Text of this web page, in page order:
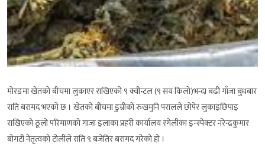
मोरङमा खेतको बीचमा लुकाएर राखिएको ९ क्वीन्टल (९ सय किलो)भन्दा बढी गाँजा बुधबार
राति बरामद भएको छ । खेतको बीचमा डुम्रीको रुखमुनि परालले छोपेर लुकाइछिपाइ
राखिएको ठूलो परिमाणको गाजा इलाका प्रहरी कार्यालय रंगेलीका इन्स्पेक्टर नरेन्द्रकुमार
बोगटी नेतृत्वको टोलीले राति ९ बजेतिर बरामद गरेको हो ।